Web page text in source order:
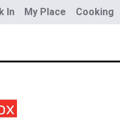
In My Place Cooking